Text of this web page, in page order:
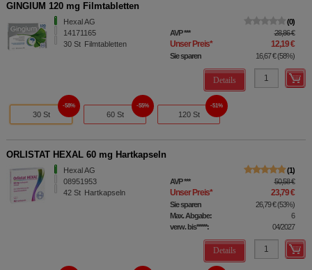
GINGIUM 120 mg Filmtabletten
Hexal AG
14171165
30 St Filmtabletten
0
AVP*** 28,86 €
Unser Preis* 12,19 €
Sie sparen 16,67 €(58%)
Details
30 St
58%
60 St
55%
120 St
51%
ORLISTAT HEXAL 60 mg Hartkapseln
Hexal AG
08951953
42 St Hartkapseln
1
AVP*** 50,58 €
Unser Preis* 23,79 €
Sie sparen 26,79 €(53%)
Max. Abgabe:
6
verw. bis*****:
04/2027
Details